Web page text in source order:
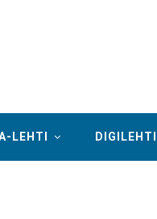
LEHTI DIGILEHTI